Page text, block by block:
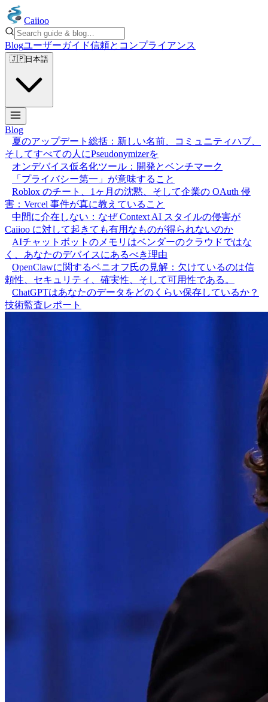
Caiioo
Blogユーザーガイド信頼とコンプライアンス
🇯🇵日本語
Blog
夏のアップデート総括：新しい名前、コミュニティハブ、
そしてすべての人にPseudonymizerを
オンデバイス仮名化ツール：開発とベンチマーク
「プライバシー第一」が意味すること
Roblox のチート、1ヶ月の沈黙、そして企業の OAuth 侵
害：Vercel 事件が真に教えていること
中間に介在しない：なぜ Context AI スタイルの侵害が
Caiioo に対して起きても有用なものが得られないのか
AIチャットボットのメモリはベンダーのクラウドではな
く、あなたのデバイスにあるべき理由
OpenClawに関するベニオフ氏の見解：欠けているのは信
頼性、セキュリティ、確実性、そして可用性である。
ChatGPTはあなたのデータをどのくらい保存しているか？
技術監査レポート